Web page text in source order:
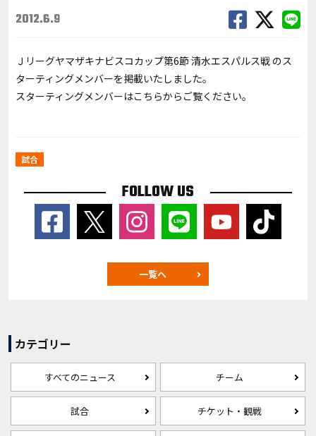
2012.6.9
Ｊリーグヤマザキナビスコカップ第6節 清水エスパルス戦 のス
ターティングメンバーを掲載いたしました。
スターティングメンバーはこちらからご覧ください。
試合
FOLLOW US
一覧へ
カテゴリー
すべてのニュース チーム
試合 チケット・観戦